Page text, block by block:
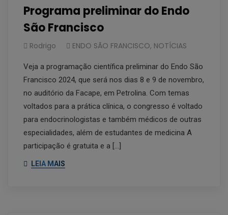
Programa preliminar do Endo
São Francisco
Rodrigo ENDO SÃO FRANCISCO, NOTÍCIAS
Veja a programação científica preliminar do Endo São
Francisco 2024, que será nos dias 8 e 9 de novembro,
no auditório da Facape, em Petrolina. Com temas
voltados para a prática clínica, o congresso é voltado
para endocrinologistas e também médicos de outras
especialidades, além de estudantes de medicina A
participação é gratuita e a […]
LEIA MAIS